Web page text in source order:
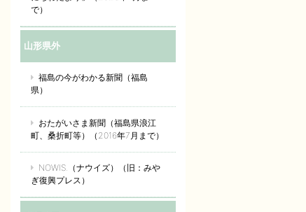
で）
山形県外
福島の今がわかる新聞（福島
県）
おたがいさま新聞（福島県浪江
町、桑折町等）（2016年7月まで）
NOWIS.（ナウイズ）（旧：みや
ぎ復興プレス）